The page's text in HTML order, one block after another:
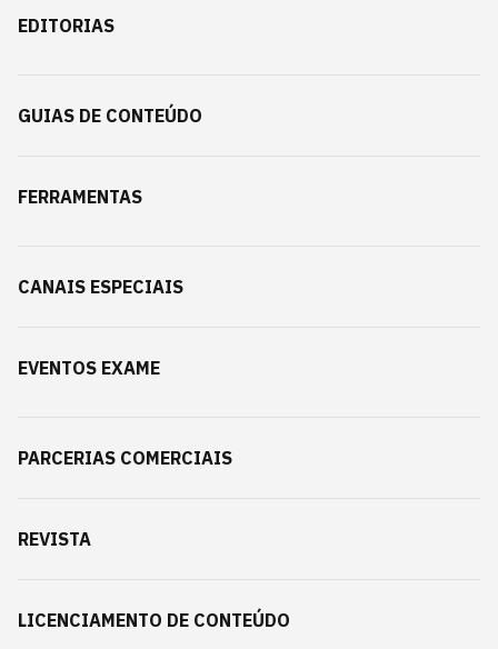
EDITORIAS
GUIAS DE CONTEÚDO
FERRAMENTAS
CANAIS ESPECIAIS
EVENTOS EXAME
PARCERIAS COMERCIAIS
REVISTA
LICENCIAMENTO DE CONTEÚDO